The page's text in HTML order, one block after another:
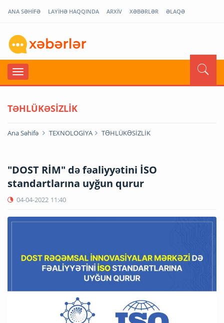
ANA SƏHİFƏ LAYİHƏ HAQQINDA ARXİV XƏBƏRLƏR ƏLAQƏ
TƏHLÜKƏSİZLİK
Ana Səhifə TEXNOLOGİYA TƏHLÜKƏSİZLİK
"DOST RİM" də fəaliyyətini İSO
standartlarına uyğun qurur
04-04-2022 11:40